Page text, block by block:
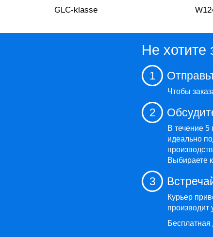
GLC-klasse
Не хотите
1
Чтобы
2
В течение 5
идеально
Выбираете
3
Курьер
производит
Бесплатная